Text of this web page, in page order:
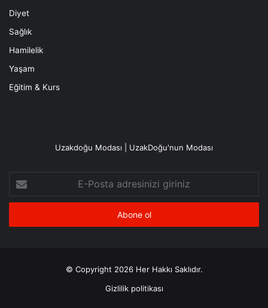
Diyet
Sağlık
Hamilelik
Yaşam
Eğitim & Kurs
Uzakdoğu Modası | UzakDoğu'nun Modası
Posta
adresinizi
© Copyright 2026 Her Hakkı Saklıdır.
Gizlilik politikası